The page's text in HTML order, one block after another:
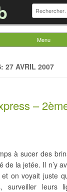
Menu
27 AVRIL 2007
–
à sucer des
de la jetée. Il n’y
on voyait juste
surveiller leurs